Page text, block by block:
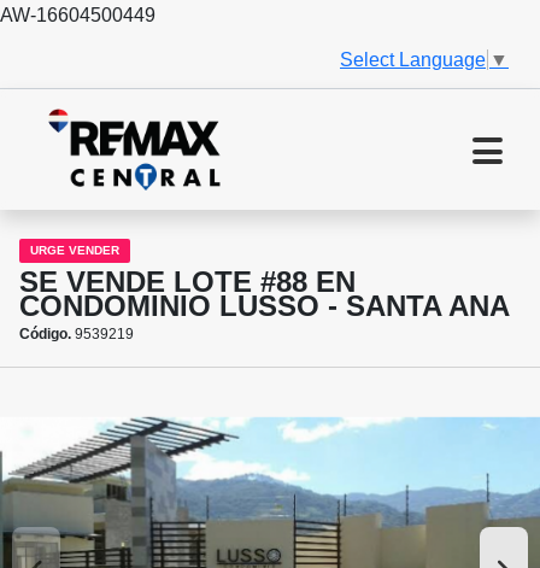
AW-16604500449
Select Language ▼
URGE VENDER
SE VENDE LOTE #88 EN
CONDOMINIO LUSSO - SANTA ANA
Código. 9539219